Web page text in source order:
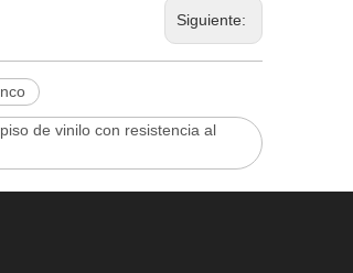
Siguiente:
de vinilo con resistencia al